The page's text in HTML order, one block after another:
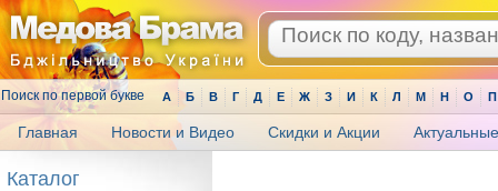
Поиск по первой букве А Б В Г Д Е Ж З И К Л М Н О П
Главная Новости и Видео Скидки и Акции
Каталог